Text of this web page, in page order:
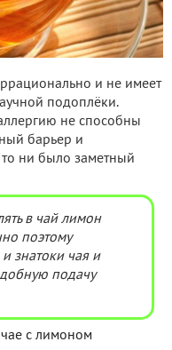
и не имеет
подоплёки.
не способны
барьер и
то ни было заметный
в чай лимон
поэтому
знатоки чая и
подачу
с лимоном